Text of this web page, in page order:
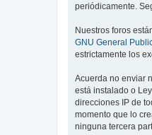
periódicamente.
Nuestros foros
GNU General
estrictamente los
Acuerda no enviar
está instalado o
direcciones IP de
momento que lo
ninguna tercera